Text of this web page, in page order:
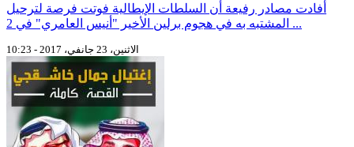
أفادت مصادر رفيعة أن السلطات الإيطالية فوتت فرصة لترحيل
المشتبه به في هجوم برلين الأخير "أنيس العامري" في 2 ...
الاثنين، 23 جانفي، 2017 - 10:23